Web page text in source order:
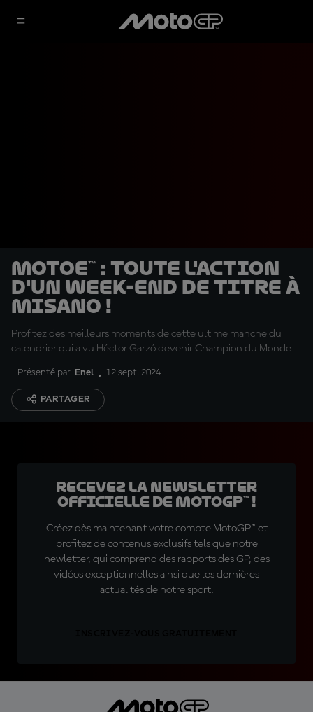
MotoE™ : toute l'action
d'un week-end de titre à
Misano !
Profitez des meilleurs moments de cette ultime manche du
calendrier qui a vu Héctor Garzó devenir Champion du Monde
Présenté par Enel 12 sept. 2024
PARTAGER
Recevez la Newsletter
officielle de MotoGP™ !
Créez dès maintenant votre compte MotoGP™ et
profitez de contenus exclusifs tels que notre
newletter, qui comprend des rapports des GP, des
vidéos exceptionnelles ainsi que les dernières
actualités de notre sport.